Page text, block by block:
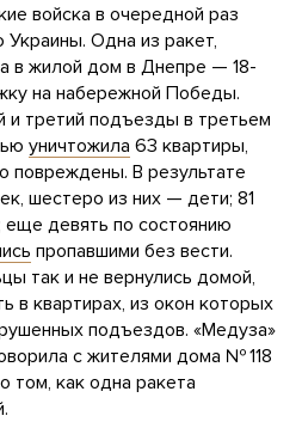
войска в очередной раз
Украины. Одна из ракет,
в жилой дом в Днепре — 18-
на набережной Победы.
и третий подъезды в третьем
уничтожила 63 квартиры,
повреждены. В результате
шестеро из них — дети; 81
девять по состоянию
пропавшими без вести.
так и не вернулись домой,
в квартирах, из окон которых
подъездов. «Медуза»
с жителями дома № 118
том, как одна ракета